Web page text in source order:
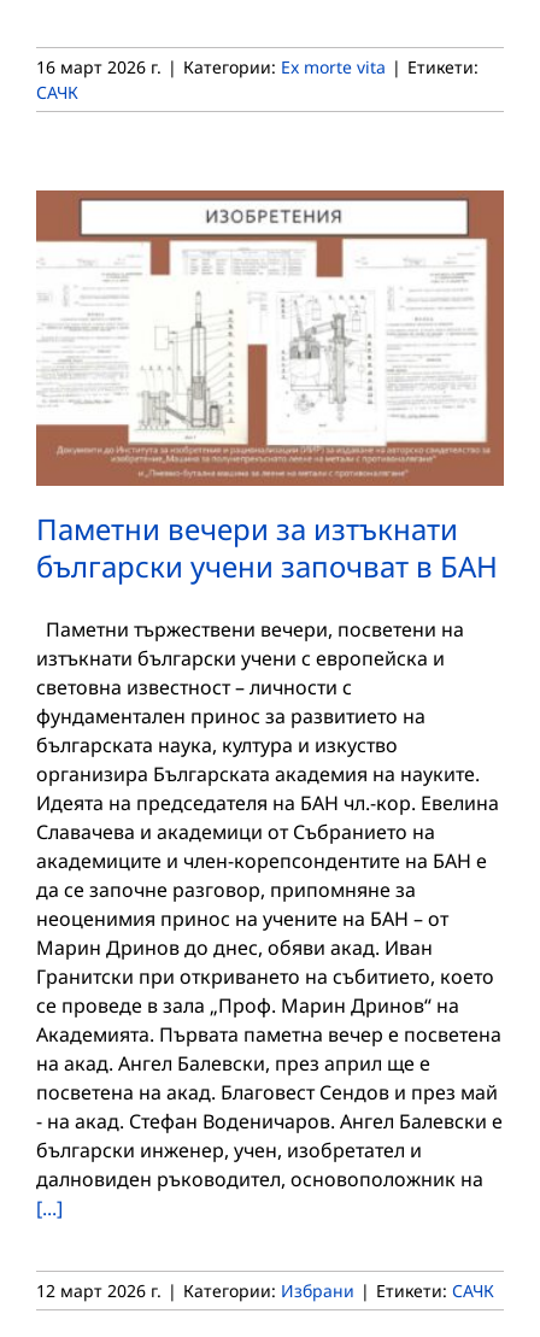
16 март 2026 г. | Категории: Ex morte vita | Етикети:
САЧК
Паметни вечери за изтъкнати
български учени започват в БАН
Паметни тържествени вечери, посветени на
изтъкнати български учени с европейска и
световна известност – личности с
фундаментален принос за развитието на
българската наука, култура и изкуство
организира Българската академия на науките.
Идеята на председателя на БАН чл.-кор. Евелина
Славачева и академици от Събранието на
академиците и член-корепсондентите на БАН е
да се започне разговор, припомняне за
неоценимия принос на учените на БАН – от
Марин Дринов до днес, обяви акад. Иван
Гранитски при откриването на събитието, което
се проведе в зала „Проф. Марин Дринов“ на
Академията. Първата паметна вечер е посветена
на акад. Ангел Балевски, през април ще е
посветена на акад. Благовест Сендов и през май
- на акад. Стефан Воденичаров. Ангел Балевски е
български инженер, учен, изобретател и
далновиден ръководител, основоположник на
[...]
12 март 2026 г. | Категории: Избрани | Етикети: САЧК